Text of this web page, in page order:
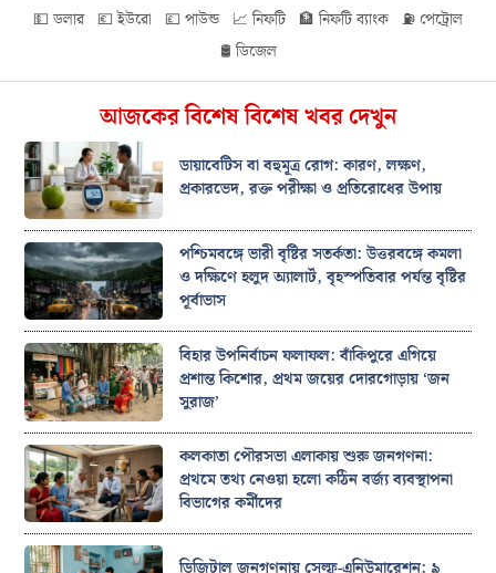
💵 ডলার 💶 ইউরো 💷 পাউন্ড 📈 নিফটি 🏦 নিফটি ব্যাংক ⛽ পেট্রোল
🛢️ ডিজেল
আজকের বিশেষ বিশেষ খবর দেখুন
ডায়াবেটিস বা বহুমূত্র রোগ: কারণ, লক্ষণ,
প্রকারভেদ, রক্ত পরীক্ষা ও প্রতিরোধের উপায়
পশ্চিমবঙ্গে ভারী বৃষ্টির সতর্কতা: উত্তরবঙ্গে কমলা
ও দক্ষিণে হলুদ অ্যালার্ট, বৃহস্পতিবার পর্যন্ত বৃষ্টির
পূর্বাভাস
বিহার উপনির্বাচন ফলাফল: বাঁকিপুরে এগিয়ে
প্রশান্ত কিশোর, প্রথম জয়ের দোরগোড়ায় ‘জন
সুরাজ’
কলকাতা পৌরসভা এলাকায় শুরু জনগণনা:
প্রথমে তথ্য নেওয়া হলো কঠিন বর্জ্য ব্যবস্থাপনা
বিভাগের কর্মীদের